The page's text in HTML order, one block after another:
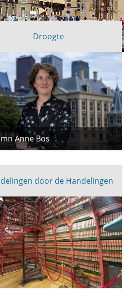
Droogte
Anne Bos
door de Handelingen